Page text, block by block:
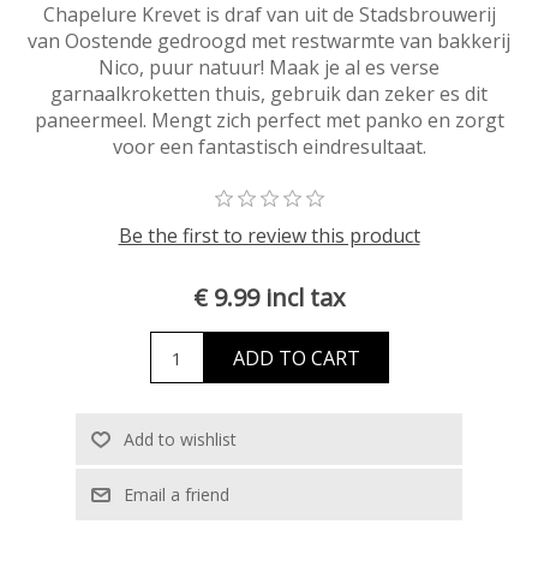
Chapelure Krevet is draf van uit de Stadsbrouwerij
van Oostende gedroogd met restwarmte van bakkerij
Nico, puur natuur! Maak je al es verse
garnaalkroketten thuis, gebruik dan zeker es dit
paneermeel. Mengt zich perfect met panko en zorgt
voor een fantastisch eindresultaat.
Be the first to review this product
€ 9.99 incl tax